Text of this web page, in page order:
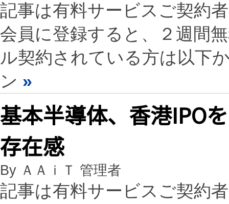
記事は有料サービスご契約
会員に登録すると、２週間
ル契約されている方は以下
ン »
基本半導体、香港IPO
存在感
By ＡＡｉＴ 管理者
記事は有料サービスご契約